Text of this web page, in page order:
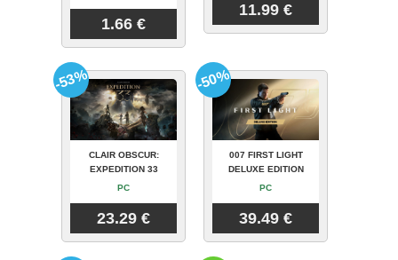
1.66 €
11.99 €
CLAIR OBSCUR:
EXPEDITION 33
PC
23.29 €
-53%
007 FIRST LIGHT
DELUXE EDITION
PC
39.49 €
-50%